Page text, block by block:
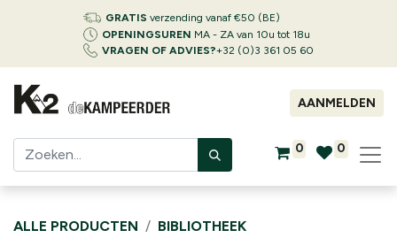
GRATIS verzending vanaf €50 (BE)
OPENINGSUREN MA - ZA van 10u tot 18u
VRAGEN OF ADVIES?+32 (0)3 361 05 60
AANMELDEN
0 0
ALLE PRODUCTEN
BIBLIOTHEEK